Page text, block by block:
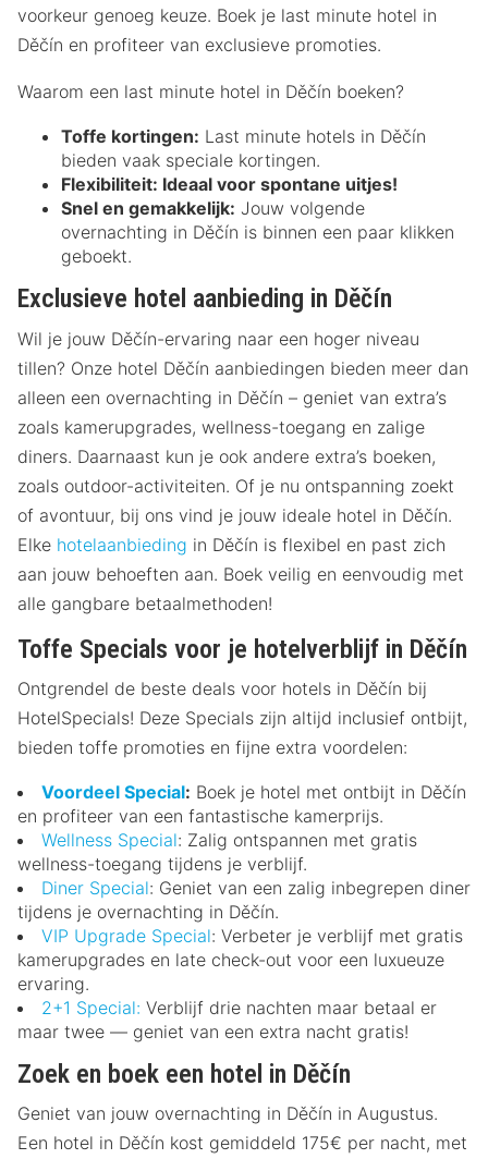
voorkeur genoeg keuze. Boek je last minute hotel in
Děčín en profiteer van exclusieve promoties.
Waarom een last minute hotel in Děčín boeken?
Toffe kortingen: Last minute hotels in Děčín
bieden vaak speciale kortingen.
Flexibiliteit: Ideaal voor spontane uitjes!
Snel en gemakkelijk: Jouw volgende
overnachting in Děčín is binnen een paar klikken
geboekt.
Exclusieve hotel aanbieding in Děčín
Wil je jouw Děčín-ervaring naar een hoger niveau
tillen? Onze hotel Děčín aanbiedingen bieden meer dan
alleen een overnachting in Děčín – geniet van extra’s
zoals kamerupgrades, wellness-toegang en zalige
diners. Daarnaast kun je ook andere extra’s boeken,
zoals outdoor-activiteiten. Of je nu ontspanning zoekt
of avontuur, bij ons vind je jouw ideale hotel in Děčín.
Elke hotelaanbieding in Děčín is flexibel en past zich
aan jouw behoeften aan. Boek veilig en eenvoudig met
alle gangbare betaalmethoden!
Toffe Specials voor je hotelverblijf in Děčín
Ontgrendel de beste deals voor hotels in Děčín bij
HotelSpecials! Deze Specials zijn altijd inclusief ontbijt,
bieden toffe promoties en fijne extra voordelen:
Voordeel Special: Boek je hotel met ontbijt in Děčín
en profiteer van een fantastische kamerprijs.
Wellness Special: Zalig ontspannen met gratis
wellness-toegang tijdens je verblijf.
Diner Special: Geniet van een zalig inbegrepen diner
tijdens je overnachting in Děčín.
VIP Upgrade Special: Verbeter je verblijf met gratis
kamerupgrades en late check-out voor een luxueuze
ervaring.
2+1 Special: Verblijf drie nachten maar betaal er
maar twee — geniet van een extra nacht gratis!
Zoek en boek een hotel in Děčín
Geniet van jouw overnachting in Děčín in Augustus.
Een hotel in Děčín kost gemiddeld 175€ per nacht, met